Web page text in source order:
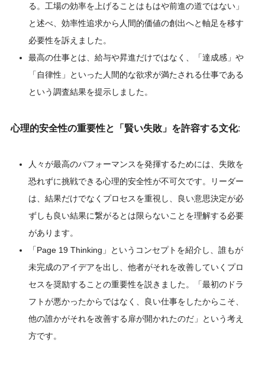
る。工場の効率を上げることはもはや前進の道ではない」
と述べ、効率性追求から人間的価値の創出へと軸足を移す
必要性を訴えました。
最高の仕事とは、給与や昇進だけではなく、「達成感」や
「自律性」といった人間的な欲求が満たされる仕事である
という調査結果を提示しました。
心理的安全性の重要性と「賢い失敗」を許容する文化:
人々が最高のパフォーマンスを発揮するためには、失敗を
恐れずに挑戦できる心理的安全性が不可欠です。リーダー
は、結果だけでなくプロセスを重視し、良い意思決定が必
ずしも良い結果に繋がるとは限らないことを理解する必要
があります。
「Page 19 Thinking」というコンセプトを紹介し、誰もが
未完成のアイデアを出し、他者がそれを改善していくプロ
セスを奨励することの重要性を説きました。「最初のドラ
フトが悪かったからではなく、良い仕事をしたからこそ、
他の誰かがそれを改善する扉が開かれたのだ」という考え
方です。